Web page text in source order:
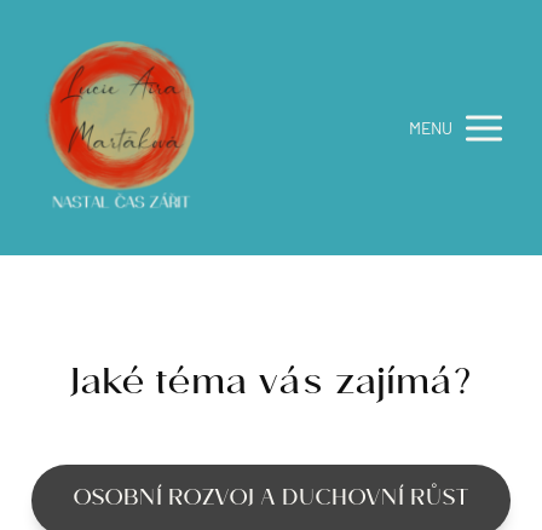
MENU
Jaké téma vás zajímá?
OSOBNÍ ROZVOJ A DUCHOVNÍ RŮST